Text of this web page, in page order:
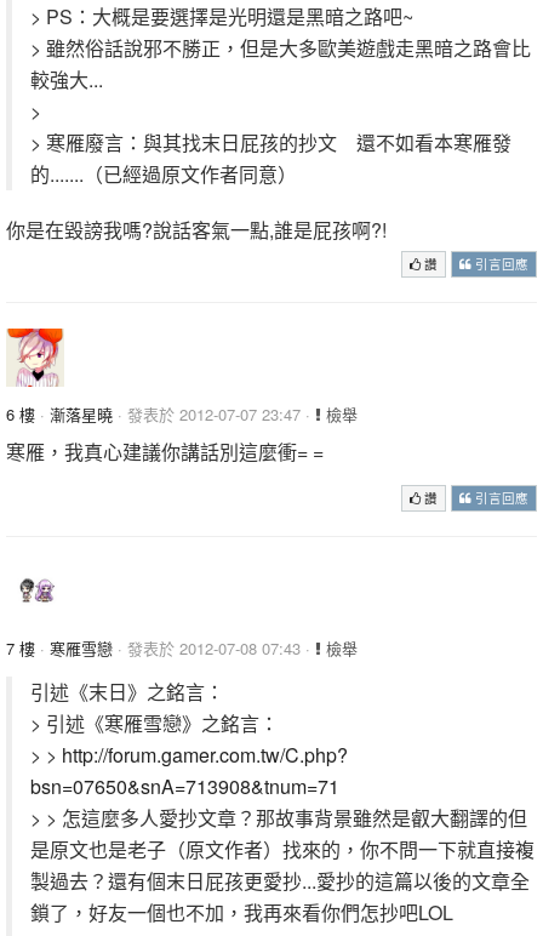
> PS：大概是要選擇是光明還是黑暗之路吧~
> 雖然俗話說邪不勝正，但是大多歐美遊戲走黑暗之路會比
較強大...
>
> 寒雁廢言：與其找末日屁孩的抄文 還不如看本寒雁發
的.......（已經過原文作者同意）
你是在毀謗我嗎?說話客氣一點,誰是屁孩啊?!
讚 引言回應
6 樓 · 漸落星曉 · 發表於 2012-07-07 23:47 · 檢舉
寒雁，我真心建議你講話別這麼衝= =
讚 引言回應
7 樓 · 寒雁雪戀 · 發表於 2012-07-08 07:43 · 檢舉
引述《末日》之銘言：
> 引述《寒雁雪戀》之銘言：
> > http://forum.gamer.com.tw/C.php?
bsn=07650&snA=713908&tnum=71
> > 怎這麼多人愛抄文章？那故事背景雖然是叡大翻譯的但
是原文也是老子（原文作者）找來的，你不問一下就直接複
製過去？還有個末日屁孩更愛抄...愛抄的這篇以後的文章全
鎖了，好友一個也不加，我再來看你們怎抄吧LOL